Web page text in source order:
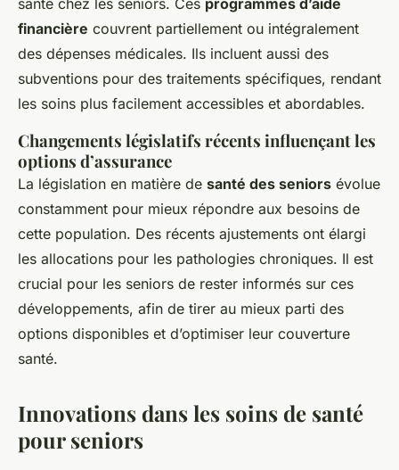
santé chez les seniors. Ces programmes d’aide
financière couvrent partiellement ou intégralement
des dépenses médicales. Ils incluent aussi des
subventions pour des traitements spécifiques, rendant
les soins plus facilement accessibles et abordables.
Changements législatifs récents influençant les
options d’assurance
La législation en matière de santé des seniors évolue
constamment pour mieux répondre aux besoins de
cette population. Des récents ajustements ont élargi
les allocations pour les pathologies chroniques. Il est
crucial pour les seniors de rester informés sur ces
développements, afin de tirer au mieux parti des
options disponibles et d’optimiser leur couverture
santé.
Innovations dans les soins de santé
pour seniors